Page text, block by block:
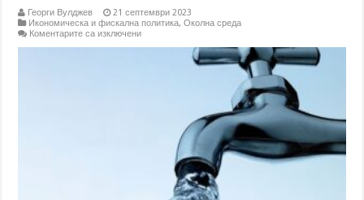
Георги Вулджев
21 септември 2023
Икономическа и фискална политика,Околна среда
Коментарите са изключениза
комунални